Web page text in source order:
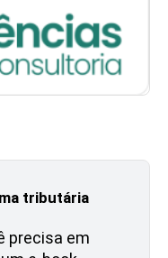
tributária
precisa em